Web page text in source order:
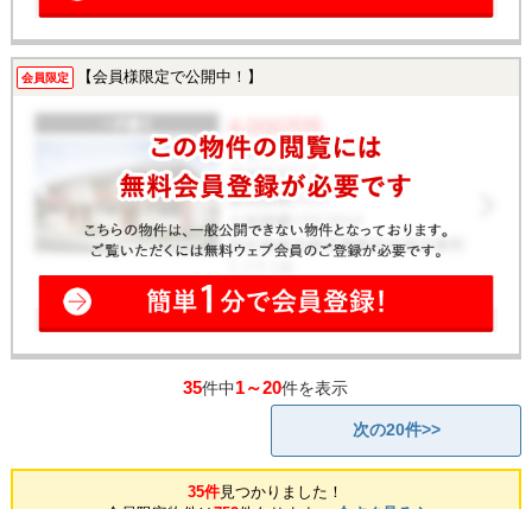
会員限定 【会員様限定で公開中！】
35件中1～20件を表示
次の20件>>
35件見つかりました！